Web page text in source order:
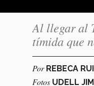
Al llegar al
tímida que
Por REBECA
Fotos UDELL